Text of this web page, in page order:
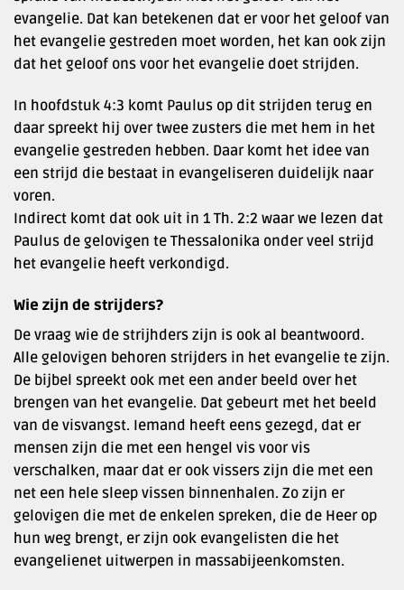
evangelie. Dat kan betekenen dat er voor het geloof van
het evangelie gestreden moet worden, het kan ook zijn
dat het geloof ons voor het evangelie doet strijden.
In hoofdstuk 4:3 komt Paulus op dit strijden terug en
daar spreekt hij over twee zusters die met hem in het
evangelie gestreden hebben. Daar komt het idee van
een strijd die bestaat in evangeliseren duidelijk naar
voren.
Indirect komt dat ook uit in 1 Th. 2:2 waar we lezen dat
Paulus de gelovigen te Thessalonika onder veel strijd
het evangelie heeft verkondigd.
Wie zijn de strijders?
De vraag wie de strijhders zijn is ook al beantwoord.
Alle gelovigen behoren strijders in het evangelie te zijn.
De bijbel spreekt ook met een ander beeld over het
brengen van het evangelie. Dat gebeurt met het beeld
van de visvangst. Iemand heeft eens gezegd, dat er
mensen zijn die met een hengel vis voor vis
verschalken, maar dat er ook vissers zijn die met een
net een hele sleep vissen binnenhalen. Zo zijn er
gelovigen die met de enkelen spreken, die de Heer op
hun weg brengt, er zijn ook evangelisten die het
evangelienet uitwerpen in massabijeenkomsten.